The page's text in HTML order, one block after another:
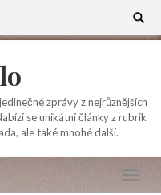
Search
zprávy z nejrůznějších
se unikátní články z rubrik
ale také mnohé další.